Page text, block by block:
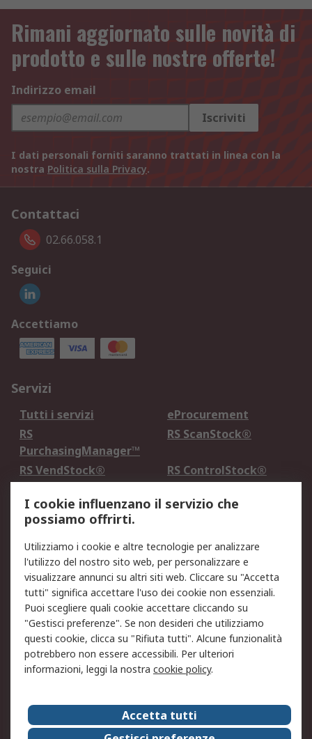
Rimani aggiornato sulle novità di
prodotto e sulle nostre offerte!
Indirizzo email
Iscriviti
I dati personali forniti saranno trattati in linea con la
nostra Politica sulla Privacy.
Contattaci
02.66.058.1
Seguici
Accettiamo
Servizi
Tutti i servizi
eProcurement
RS
PurchasingManager™
RS ScanStock®
RS VendStock®
RS ControlStock®
Legale
Informativa Cookie
Informativa Privacy -
Aggiornata
Email Security
Termini d'uso
Condizioni di vendita
Condizioni generali di
servizio
Etica e responsabilità
Chi Siamo
Chi Siamo
Contattaci
Supporto
ESG
I cookie influenzano il servizio che
possiamo offrirti.
Utilizziamo i cookie e altre tecnologie per analizzare
l'utilizzo del nostro sito web, per personalizzare e
visualizzare annunci su altri siti web. Cliccare su "Accetta
tutti" significa accettare l'uso dei cookie non essenziali.
Puoi scegliere quali cookie accettare cliccando su
"Gestisci preferenze". Se non desideri che utilizziamo
questi cookie, clicca su "Rifiuta tutti". Alcune funzionalità
potrebbero non essere accessibili. Per ulteriori
informazioni, leggi la nostra cookie policy.
Accetta tutti